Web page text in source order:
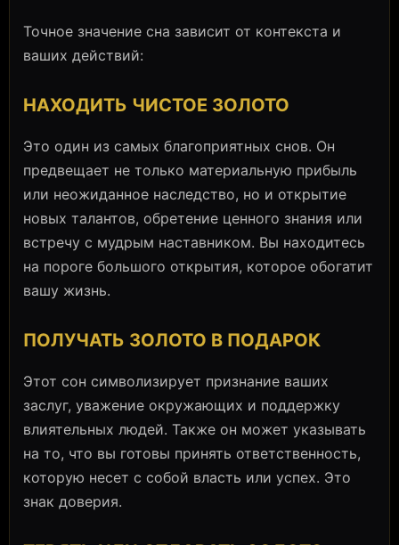
Точное значение сна зависит от контекста и
ваших действий:
НАХОДИТЬ ЧИСТОЕ ЗОЛОТО
Это один из самых благоприятных снов. Он
предвещает не только материальную прибыль
или неожиданное наследство, но и открытие
новых талантов, обретение ценного знания или
встречу с мудрым наставником. Вы находитесь
на пороге большого открытия, которое обогатит
вашу жизнь.
ПОЛУЧАТЬ ЗОЛОТО В ПОДАРОК
Этот сон символизирует признание ваших
заслуг, уважение окружающих и поддержку
влиятельных людей. Также он может указывать
на то, что вы готовы принять ответственность,
которую несет с собой власть или успех. Это
знак доверия.